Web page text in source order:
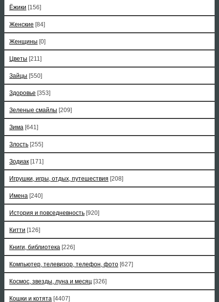
Ёжики [156]
Женские [84]
Женщины [0]
Цветы [211]
Зайцы [550]
Здоровье [353]
Зеленые смайлы [209]
Зима [641]
Злость [255]
Зодиак [171]
Игрушки, игры, отдых, путешествия [208]
Имена [240]
История и повседневность [920]
Китти [126]
Книги, библиотека [226]
Компьютер, телевизор, телефон, фото [627]
Космос, звезды, луна и месяц [326]
Кошки и котята [4407]